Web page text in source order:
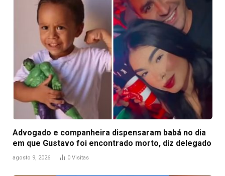
Advogado e companheira dispensaram babá no dia
em que Gustavo foi encontrado morto, diz delegado
agosto 9, 2026 0 Visitas